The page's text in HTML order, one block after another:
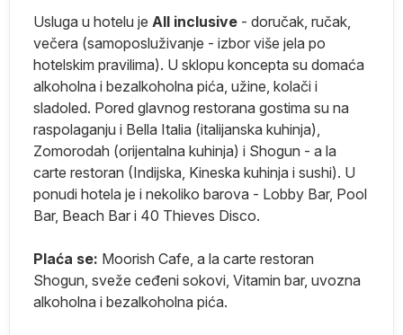
Usluga u hotelu je All inclusive - doručak, ručak,
večera (samoposluživanje - izbor više jela po
hotelskim pravilima). U sklopu koncepta su domaća
alkoholna i bezalkoholna pića, užine, kolači i
sladoled. Pored glavnog restorana gostima su na
raspolaganju i Bella Italia (italijanska kuhinja),
Zomorodah (orijentalna kuhinja) i Shogun - a la
carte restoran (Indijska, Kineska kuhinja i sushi). U
ponudi hotela je i nekoliko barova - Lobby Bar, Pool
Bar, Beach Bar i 40 Thieves Disco.
Plaća se: Moorish Cafe, a la carte restoran
Shogun, sveže ceđeni sokovi, Vitamin bar, uvozna
alkoholna i bezalkoholna pića.